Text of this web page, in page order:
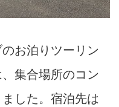
お泊りツーリン
集合場所のコン
した。宿泊先は